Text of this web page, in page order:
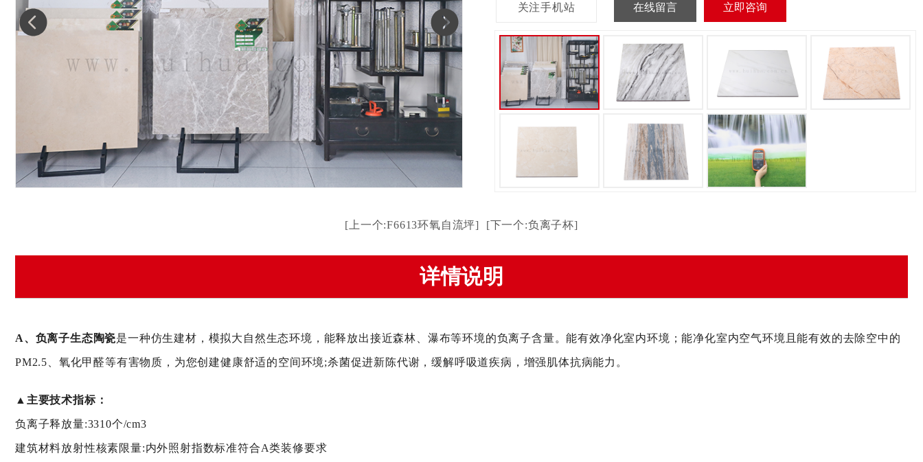
关注手机站 在线留言 立即咨询
[上一个:F6613环氧自流坪] [下一个:负离子杯]
详情说明
A、负离子生态陶瓷是一种仿生建材，模拟大自然生态环境，能释放出接近森林、瀑布等环境的负离子含量。能有效净化室内环境；能净化室内空气环境且能有效的去除空中的
PM2.5、氧化甲醛等有害物质，为您创建健康舒适的空间环境;杀菌促进新陈代谢，缓解呼吸道疾病，增强肌体抗病能力。
▲主要技术指标：
负离子释放量:3310个/cm3
建筑材料放射性核素限量:内外照射指数标准符合A类装修要求